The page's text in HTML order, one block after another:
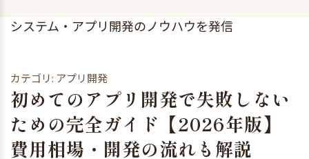
システム・アプリ開発のノウハウを発信
カテゴリ: アプリ開発
初めてのアプリ開発で失敗しない
ための完全ガイド【2026年版】
費用相場・開発の流れも解説